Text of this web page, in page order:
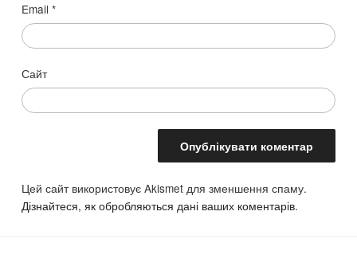
Email*
Сайт
Цей сайт використовує Akismet для зменшення спаму.
Дізнайтеся, як обробляються дані ваших коментарів.